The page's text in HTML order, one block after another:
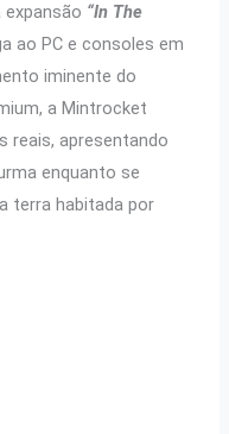
py
Li
n
k
ar
e
“In The
ao PC e consoles em
iminente do
a Mintrocket
reais, apresentando
enquanto se
terra habitada por